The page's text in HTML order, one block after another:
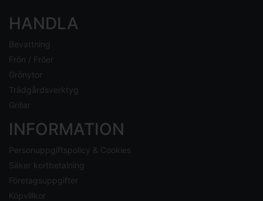
HANDLA
Bevattning
Frön / Fröer
Grönytor
Trädgårdsverktyg
Grillar
INFORMATION
Personuppgiftspolicy & Cookies
Säker kortbetalning
Företagsuppgifter
Köpvillkor